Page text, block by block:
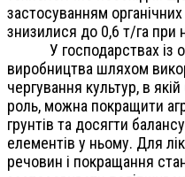
застосуванням
знизилися до 0,6 т/га при
У господарствах із
виробництва шляхом
чергування культур, в
роль, можна покращити
грунтів та досягти
елементів у ньому. Для
речовин і покращання